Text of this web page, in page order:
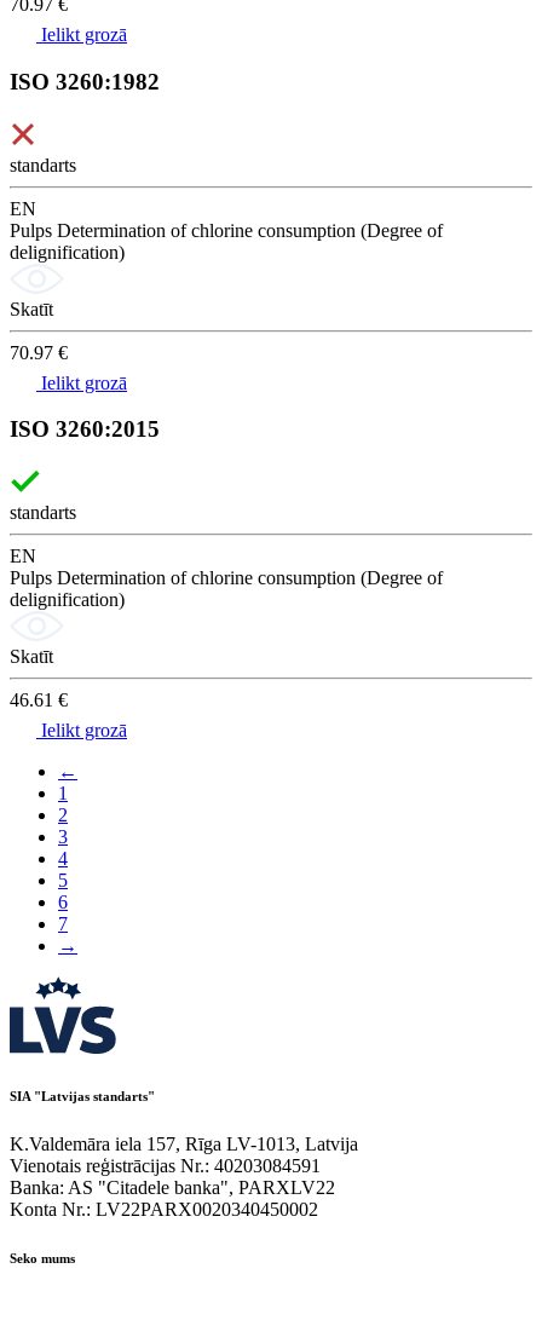
70.97 €
Ielikt grozā
ISO 3260:1982
standarts
EN
Pulps Determination of chlorine consumption (Degree of
delignification)
Skatīt
70.97 €
Ielikt grozā
ISO 3260:2015
standarts
EN
Pulps Determination of chlorine consumption (Degree of
delignification)
Skatīt
46.61 €
Ielikt grozā
←
1
2
3
4
5
6
7
→
SIA "Latvijas standarts"
K.Valdemāra iela 157, Rīga LV-1013, Latvija
Vienotais reģistrācijas Nr.: 40203084591
Banka: AS "Citadele banka", PARXLV22
Konta Nr.: LV22PARX0020340450002
Seko mums